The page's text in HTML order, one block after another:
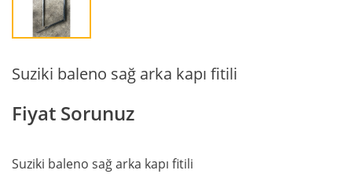
Suziki baleno sağ arka kapı fitili
Fiyat Sorunuz
Suziki baleno sağ arka kapı fitili